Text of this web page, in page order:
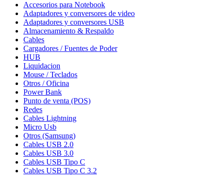
Accesorios para Notebook
Adaptadores y conversores de video
Adaptadores y conversores USB
Almacenamiento & Respaldo
Cables
Cargadores / Fuentes de Poder
HUB
Liquidacion
Mouse / Teclados
Otros / Oficina
Power Bank
Punto de venta (POS)
Redes
Cables Lightning
Micro Usb
Otros (Samsung)
Cables USB 2.0
Cables USB 3.0
Cables USB Tipo C
Cables USB Tipo C 3.2